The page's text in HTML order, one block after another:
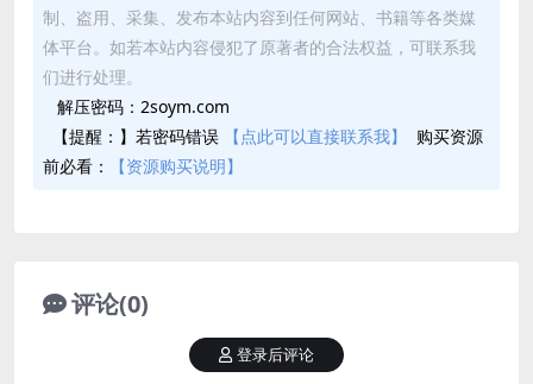
制、盗用、采集、发布本站内容到任何网站、书籍等各类媒
体平台。如若本站内容侵犯了原著者的合法权益，可联系我
们进行处理。
解压密码：2soym.com
【提醒：】若密码错误
【点此可以直接联系我】
购买资源
前必看：
【资源购买说明】
评论(0)
登录后评论